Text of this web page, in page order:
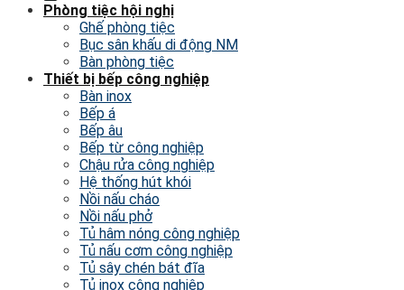
Phòng tiệc hội nghị
Ghế phòng tiệc
Bục sân khấu di động NM
Bàn phòng tiệc
Thiết bị bếp công nghiệp
Bàn inox
Bếp á
Bếp âu
Bếp từ công nghiệp
Chậu rửa công nghiệp
Hệ thống hút khói
Nồi nấu cháo
Nồi nấu phở
Tủ hâm nóng công nghiệp
Tủ nấu cơm công nghiệp
Tủ sây chén bát đĩa
Tủ inox công nghiệp